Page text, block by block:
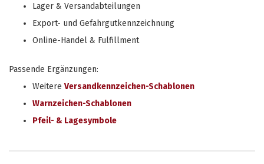
Lager & Versandabteilungen
Export- und Gefahrgutkennzeichnung
Online-Handel & Fulfillment
Passende Ergänzungen:
Weitere Versandkennzeichen-Schablonen
Warnzeichen-Schablonen
Pfeil- & Lagesymbole